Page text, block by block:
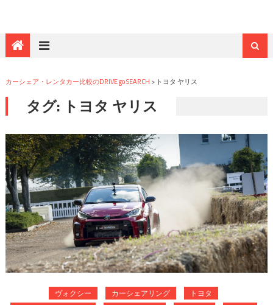
カーシェア・レンタカー比較のDRIVE go SEARCH > トヨタ ヤリス
タグ: トヨタ ヤリス
ヴォクシー カーシェアリング
トヨタ